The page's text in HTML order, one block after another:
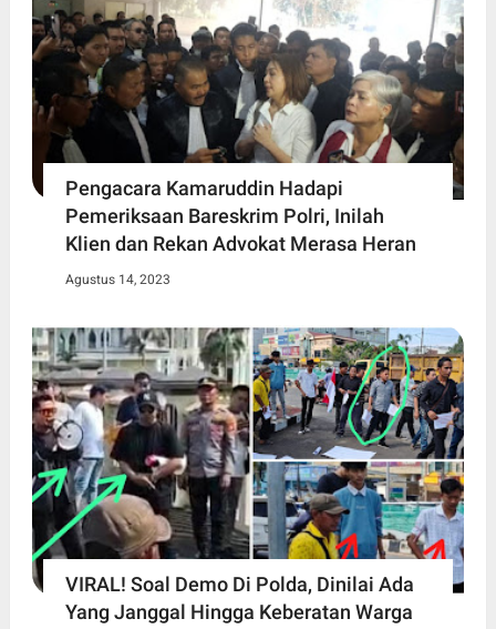
Pengacara Kamaruddin Hadapi
Pemeriksaan Bareskrim Polri, Inilah
Klien dan Rekan Advokat Merasa Heran
Agustus 14, 2023
VIRAL! Soal Demo Di Polda, Dinilai Ada
Yang Janggal Hingga Keberatan Warga